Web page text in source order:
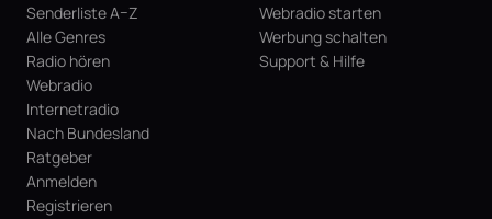
Senderliste A–Z
Alle Genres
Radio hören
Webradio
Internetradio
Nach Bundesland
Ratgeber
Anmelden
Registrieren
Webradio starten
Werbung schalten
Support & Hilfe